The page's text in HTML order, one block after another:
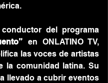
en ONLATINO TV,
las voces de artistas
la comunidad latina. Su
llevado a cubrir eventos